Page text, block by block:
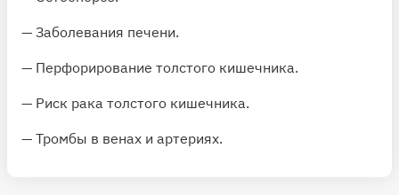
— Заболевания печени.
— Перфорирование толстого кишечника.
— Риск рака толстого кишечника.
— Тромбы в венах и артериях.